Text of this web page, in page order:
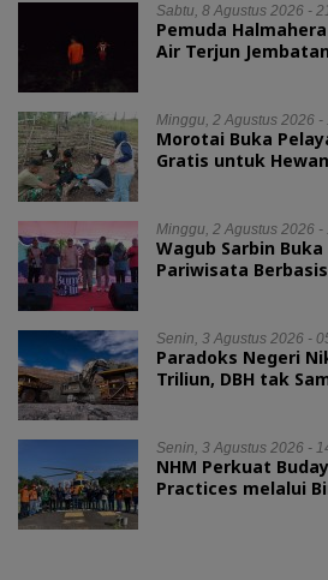
Sabtu, 8 Agustus 2026 -
Pemuda
Air Terjun
Minggu, 2 Agustus 2026 -
Morotai Buka
Gratis untuk
Minggu, 2 Agustus 2026 -
Wagub Sarbin
Pariwisata
Senin, 3 Agustus 2026 -
Paradoks Negeri
Triliun, DBH tak
Senin, 3 Agustus 2026 -
NHM Perkuat
Practices melalui